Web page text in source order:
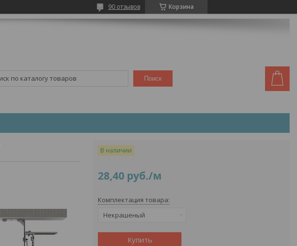
Корзина
90 отзывов
Поиск
В наличии
28,40 руб./м
Комплектация товара:
Некрашеный
Купить